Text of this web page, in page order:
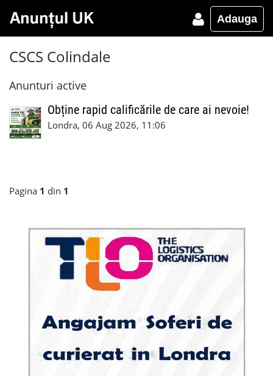
Adauga
CSCS Colindale
Anunturi active
Obține rapid calificările de care ai nevoie!
Londra, 06 Aug 2026, 11:06
Pagina 1 din 1